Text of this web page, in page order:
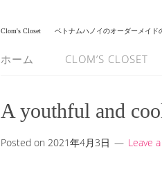
Clom's Closet ベトナムハノイのオーダーメイド
ホーム CLOM’S CLOSET
A youthful and
Posted on 2021年4月3日 Leave